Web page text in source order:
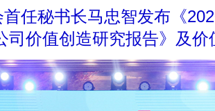
任秘书长马忠智发布《
司价值创造研究报告》及价